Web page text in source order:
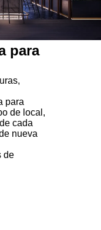
para
para
de local,
cada
nueva
de